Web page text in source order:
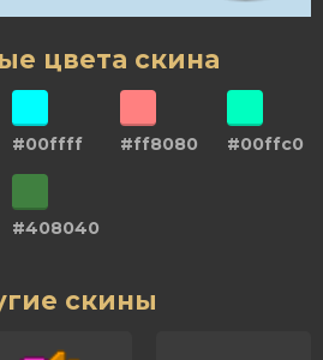
цвета скина
#00ffff #ff8080 #00ffc0
#408040
скины